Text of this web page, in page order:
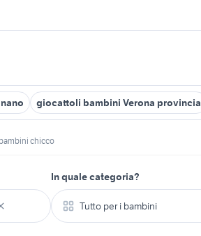
giocattoli bambini Verona provincia
chicco
In quale categoria?
Tutto per i bambini